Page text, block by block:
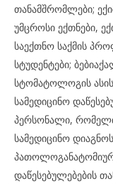
თანამშრომლები;
უმცროსი ექთნები,
საექთნო საქმის
სტუდენტები;
სტომატოლოგის
სამედიცინო
პერსონალი,
სამედიცინო
დაწესებულებების